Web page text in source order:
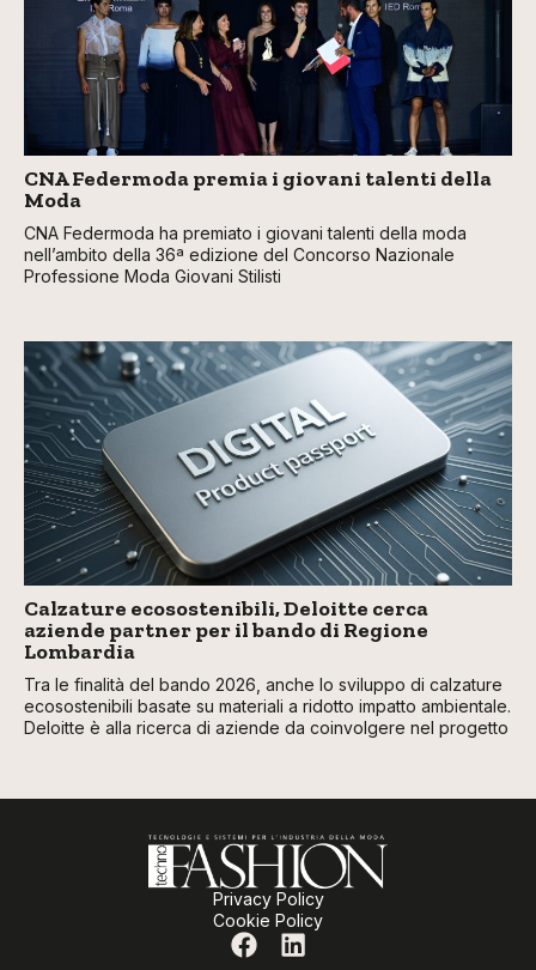
CNA Federmoda premia i giovani talenti della
Moda
CNA Federmoda ha premiato i giovani talenti della moda
nell’ambito della 36ª edizione del Concorso Nazionale
Professione Moda Giovani Stilisti
Calzature ecosostenibili, Deloitte cerca
aziende partner per il bando di Regione
Lombardia
Tra le finalità del bando 2026, anche lo sviluppo di calzature
ecosostenibili basate su materiali a ridotto impatto ambientale.
Deloitte è alla ricerca di aziende da coinvolgere nel progetto
Privacy Policy
Cookie Policy